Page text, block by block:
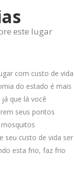
este lugar
com custo de vida
do estado é mais
que lá você
seus pontos
seu custo de vida ser
esta frio, faz frio